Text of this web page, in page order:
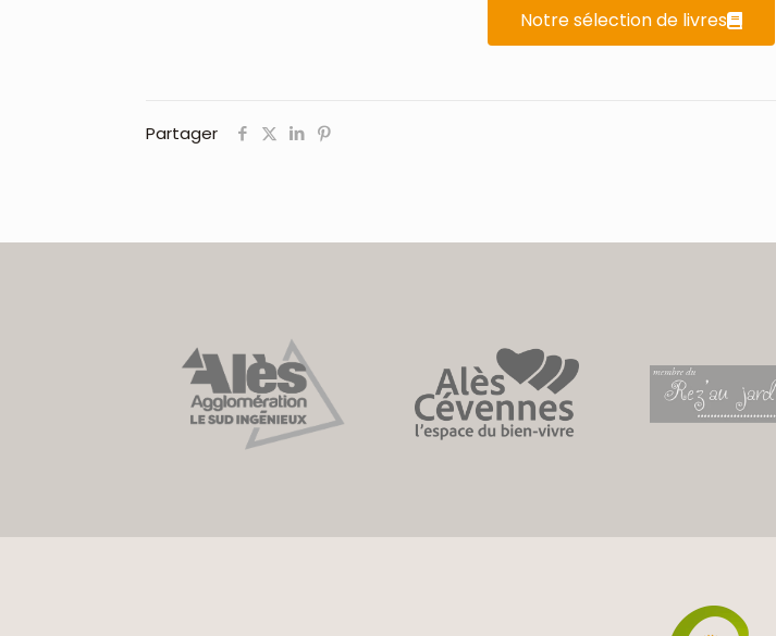
Notre sélection de livres
Partager